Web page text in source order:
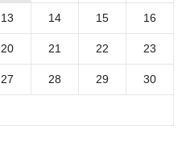
13 14 15 16
20 21 22 23
27 28 29 30